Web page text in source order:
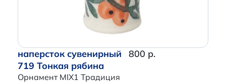
наперсток сувенирный
719 Тонкая рябина
Орнамент MIX1 Традиция
800 р.